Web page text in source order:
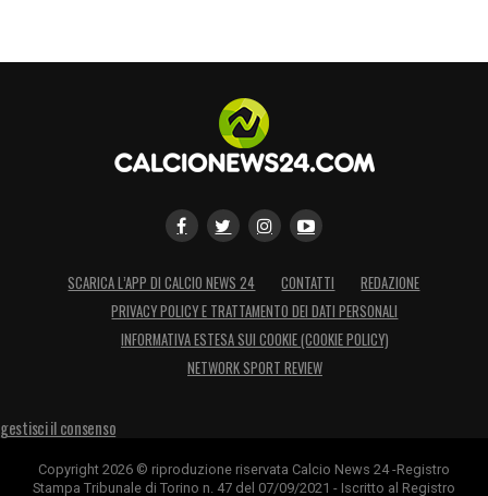
SCARICA L’APP DI CALCIO NEWS 24 CONTATTI
REDAZIONE
PRIVACY POLICY E TRATTAMENTO DEI DATI PERSONALI
INFORMATIVA ESTESA SUI COOKIE (COOKIE POLICY)
NETWORK SPORT REVIEW
gestisci il consenso
Copyright 2026 © riproduzione riservata Calcio News 24 -Registro
Stampa Tribunale di Torino n. 47 del 07/09/2021 - Iscritto al Registro